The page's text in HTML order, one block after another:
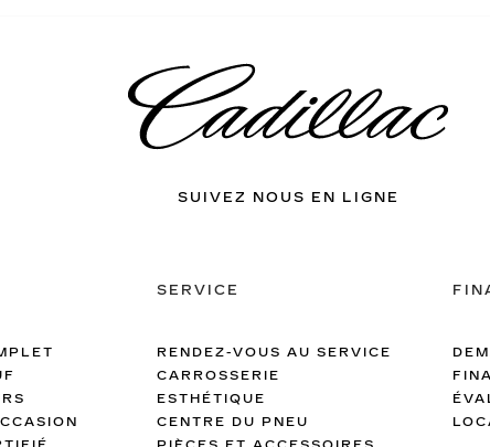
SUIVEZ NOUS EN LIGNE
SERVICE
RENDEZ-VOUS AU SERVICE
CARROSSERIE
ESTHÉTIQUE
CENTRE DU PNEU